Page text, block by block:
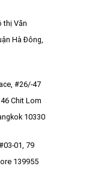
thị Văn
Hà Đông,
#26/-47
Chit Lom
10330
01, 79
139955